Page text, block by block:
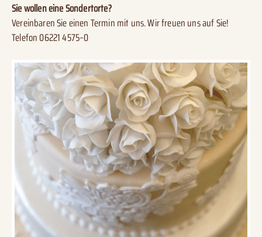
Sie wollen eine Sondertorte?
Vereinbaren Sie einen Termin mit uns. Wir freuen uns auf Sie!
Telefon 06221 4575–0